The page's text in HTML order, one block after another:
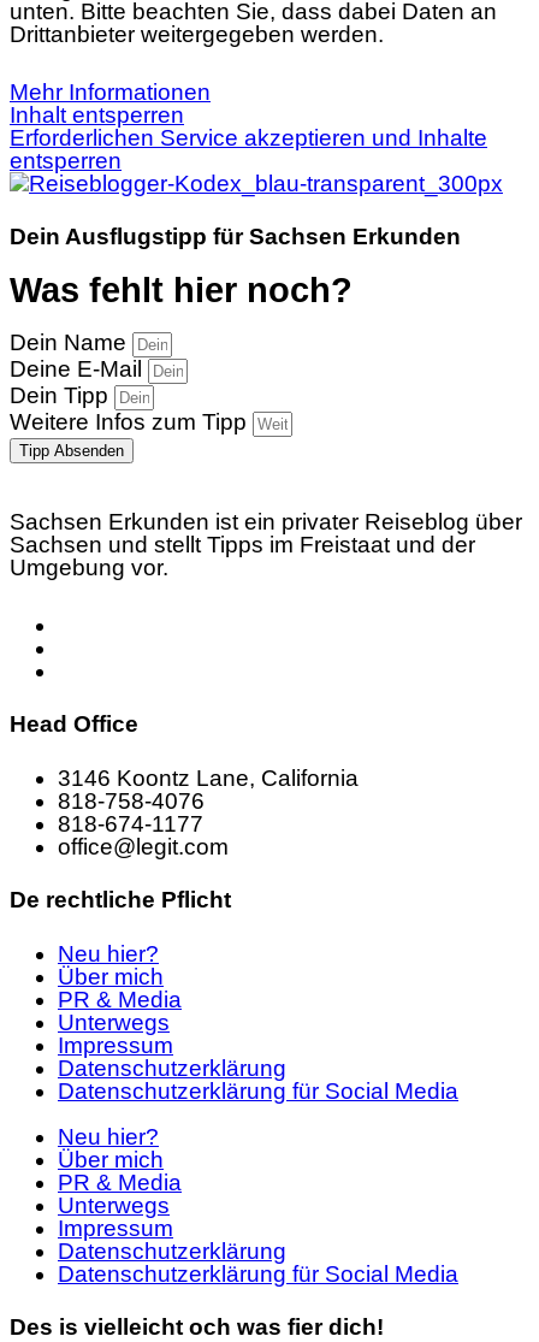
unten. Bitte beachten Sie, dass dabei Daten an
Drittanbieter weitergegeben werden.
Mehr Informationen
Inhalt entsperren
Erforderlichen Service akzeptieren und Inhalte
entsperren
Dein Ausflugstipp für Sachsen Erkunden
Was fehlt hier noch?
Dein Name
Deine E-Mail
Dein Tipp
Weitere Infos zum Tipp
Tipp Absenden
Sachsen Erkunden ist ein privater Reiseblog über
Sachsen und stellt Tipps im Freistaat und der
Umgebung vor.
Head Office
3146 Koontz Lane, California
818-758-4076
818-674-1177
office@legit.com
De rechtliche Pflicht
Neu hier?
Über mich
PR & Media
Unterwegs
Impressum
Datenschutzerklärung
Datenschutzerklärung für Social Media
Neu hier?
Über mich
PR & Media
Unterwegs
Impressum
Datenschutzerklärung
Datenschutzerklärung für Social Media
Des is vielleicht och was fier dich!